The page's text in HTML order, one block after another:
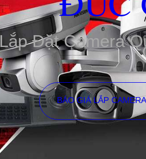
Lắp Đặt Camera
BÁO GIÁ LẮP